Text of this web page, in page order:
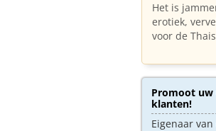
Het is
erotiek,
voor de
Promoot uw
klanten!
Eigenaar